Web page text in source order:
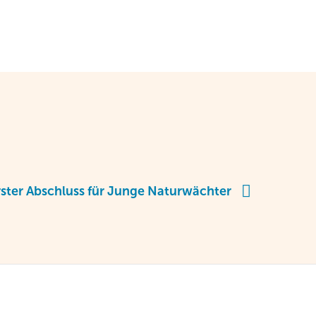
Abschluss für Junge Naturwächter